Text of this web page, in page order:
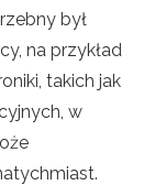
był
na przykład
takich jak
w